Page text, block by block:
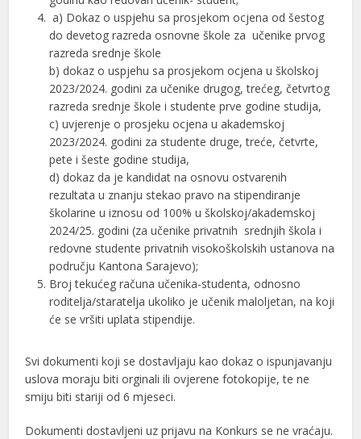
a) Dokaz o uspjehu sa prosjekom ocjena od šestog
do devetog razreda osnovne škole za učenike prvog
razreda srednje škole
b) dokaz o uspjehu sa prosjekom ocjena u školskoj
2023/2024. godini za učenike drugog, trećeg, četvrtog
razreda srednje škole i studente prve godine studija,
c) uvjerenje o prosjeku ocjena u akademskoj
2023/2024. godini za studente druge, treće, četvrte,
pete i šeste godine studija,
d) dokaz da je kandidat na osnovu ostvarenih
rezultata u znanju stekao pravo na stipendiranje
školarine u iznosu od 100% u školskoj/akademskoj
2024/25. godini (za učenike privatnih srednjih škola i
redovne studente privatnih visokoškolskih ustanova na
području Kantona Sarajevo);
Broj tekućeg računa učenika-studenta, odnosno
roditelja/staratelja ukoliko je učenik maloljetan, na koji
će se vršiti uplata stipendije.
Svi dokumenti koji se dostavljaju kao dokaz o ispunjavanju
uslova moraju biti orginali ili ovjerene fotokopije, te ne
smiju biti stariji od 6 mjeseci.
Dokumenti dostavljeni uz prijavu na Konkurs se ne vraćaju.